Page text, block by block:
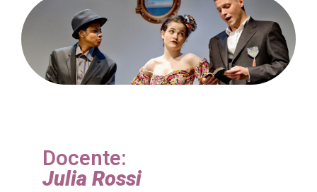
Docente:
Julia Rossi